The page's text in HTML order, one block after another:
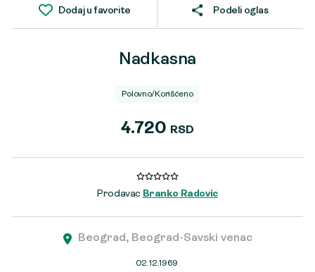
Dodaj u favorite Podeli oglas
Nadkasna
Polovno/Korišćeno
4.720 RSD
Prodavac Branko Radovic
Beograd, Beograd-Savski venac
02.12.1969.